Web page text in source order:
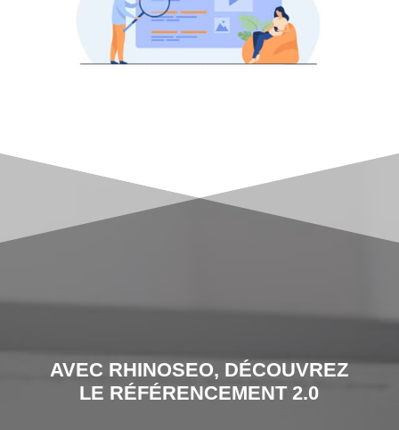
AVEC RHINOSEO, DÉCOUVREZ
LE RÉFÉRENCEMENT 2.0